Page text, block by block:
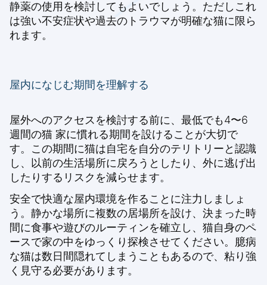
静薬の使用を検討してもよいでしょう。ただしこれ
は強い不安症状や過去のトラウマが明確な猫に限ら
れます。
屋内になじむ期間を理解する
屋外へのアクセスを検討する前に、最低でも4〜6
週間の猫 家に慣れる期間を設けることが大切で
す。この期間に猫は自宅を自分のテリトリーと認識
し、以前の生活場所に戻ろうとしたり、外に逃げ出
したりするリスクを減らせます。
安全で快適な屋内環境を作ることに注力しましょ
う。静かな場所に複数の居場所を設け、決まった時
間に食事や遊びのルーティンを確立し、猫自身のペ
ースで家の中をゆっくり探検させてください。臆病
な猫は数日間隠れてしまうこともあるので、粘り強
く見守る必要があります。